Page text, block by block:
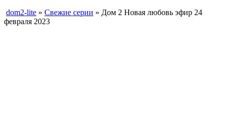
dom2-lite » Свежие серии » Дом 2 Новая любовь эфир 24
февраля 2023